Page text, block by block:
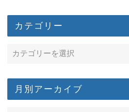
カテゴリー
月別アーカイブ